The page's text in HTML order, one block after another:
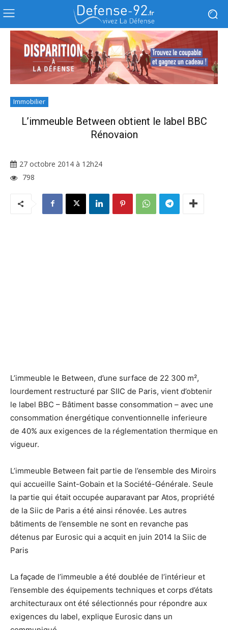
Immobilier
L’immeuble Between obtient le label BBC
Rénovaion
27 octobre 2014 à 12h24
798
L’immeuble le Between, d’une surface de 22 300 m²,
lourdement restructuré par SIIC de Paris, vient d’obtenir
le label BBC – Bâtiment basse consommation – avec une
consommation énergétique conventionnelle inferieure
de 40% aux exigences de la réglementation thermique en
vigueur.
L’immeuble Between fait partie de l’ensemble des Miroirs
qui accueille Saint-Gobain et la Société-Générale. Seule
la partie qui était occupée auparavant par Atos, propriété
de la Siic de Paris a été ainsi rénovée. Les autres
bâtiments de l’ensemble ne sont en revanche pas
détenus par Eurosic qui a acquit en juin 2014 la Siic de
Paris
La façade de l’immeuble a été doublée de l’intérieur et
l’ensemble des équipements techniques et corps d’états
architecturaux ont été sélectionnés pour répondre aux
exigences du label, explique Eurosic dans un